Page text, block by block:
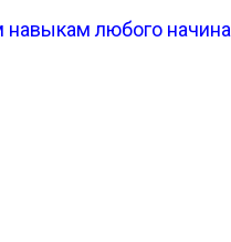
навыкам любого